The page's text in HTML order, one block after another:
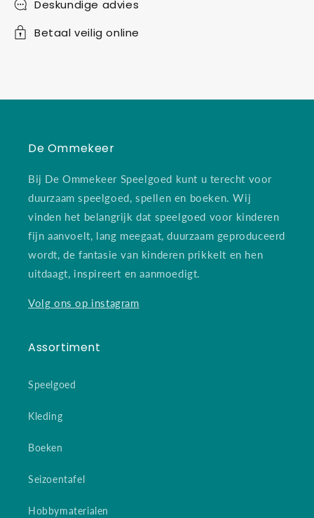
Deskundige advies
Betaal veilig online
De Ommekeer
Bij De Ommekeer Speelgoed kunt u terecht voor
duurzaam speelgoed, spellen en boeken. Wij
vinden het belangrijk dat speelgoed voor kinderen
fijn aanvoelt, lang meegaat, duurzaam geproduceerd
wordt, de fantasie van kinderen prikkelt en hen
uitdaagt, inspireert en aanmoedigt.
Volg ons op instagram
Assortiment
Speelgoed
Kleding
Boeken
Seizoentafel
Hobbymaterialen